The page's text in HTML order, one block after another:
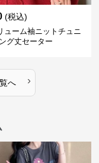
(税込)
ューム袖ニットチュニ
グ丈セーター
へ ›